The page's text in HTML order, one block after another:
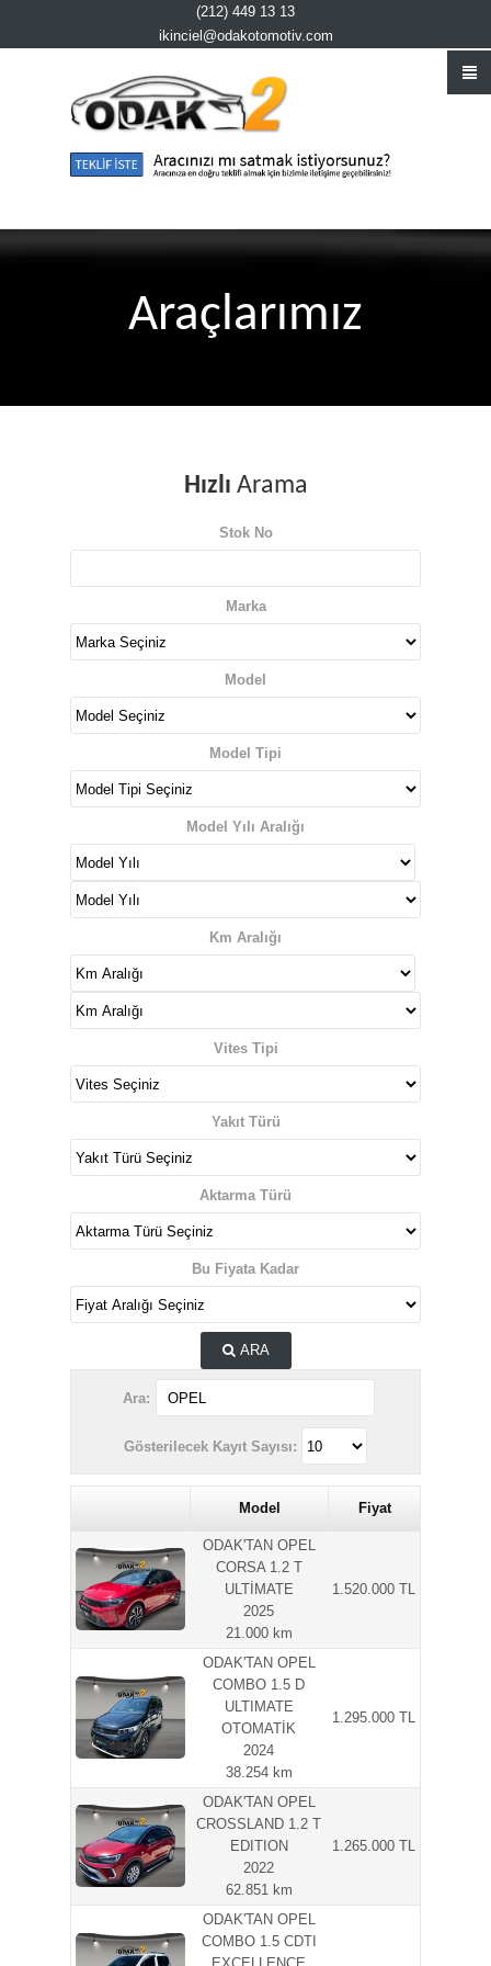
(212) 449 13 13
ikinciel@odakotomotiv.com
Araçlarımız
Hızlı Arama
Stok No
Marka
Model
Model Tipi
Model Yılı Aralığı
Km Aralığı
Vites Tipi
Yakıt Türü
Aktarma Türü
Bu Fiyata Kadar
ARA
Ara:
Gösterilecek Kayıt Sayısı:
Model Fiyat
ODAK'TAN OPEL
CORSA 1.2 T
ULTİMATE
2025
21.000 km
1.520.000 TL
ODAK'TAN OPEL
COMBO 1.5 D
ULTIMATE
OTOMATİK
2024
38.254 km
1.295.000 TL
ODAK'TAN OPEL
CROSSLAND 1.2 T
EDITION
2022
62.851 km
1.265.000 TL
ODAK'TAN OPEL
COMBO 1.5 CDTI